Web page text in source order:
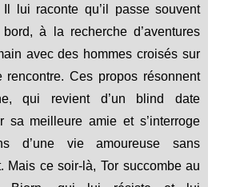
lui raconte qu’il passe souvent
à la recherche d’aventures
avec des hommes croisés sur
rencontre. Ces propos résonnent
qui revient d’un blind date
sa meilleure amie et s’interroge
d’une vie amoureuse sans
Mais ce soir-là, Tor succombe au